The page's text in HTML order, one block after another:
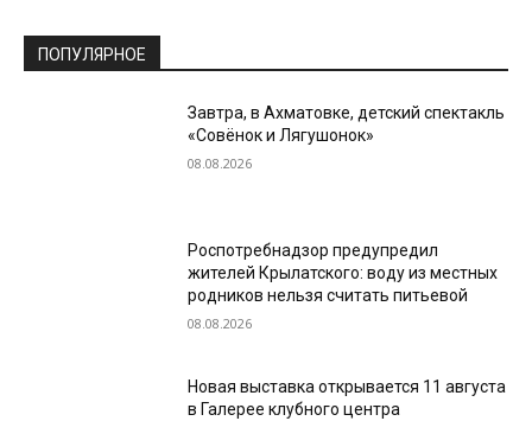
ПОПУЛЯРНОЕ
Завтра, в Ахматовке, детский спектакль
«Совёнок и Лягушонок»
08.08.2026
Роспотребнадзор предупредил
жителей Крылатского: воду из местных
родников нельзя считать питьевой
08.08.2026
Новая выставка открывается 11 августа
в Галерее клубного центра